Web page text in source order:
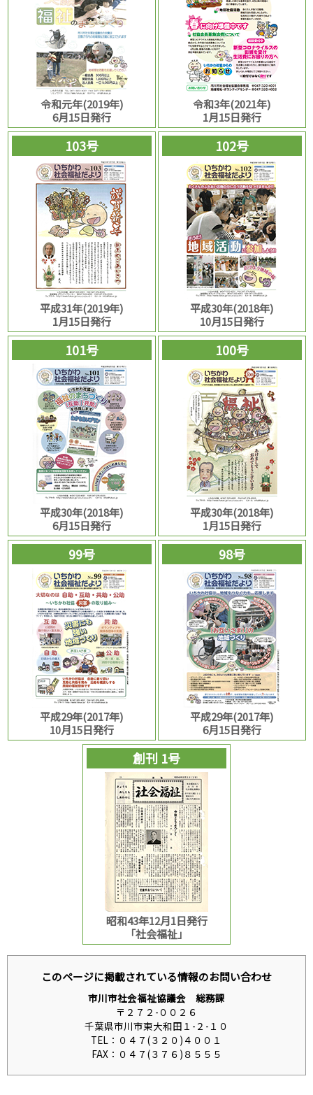
令和元年(2019年)
6月15日発行
令和3年(2021年)
1月15日発行
103号
平成31年(2019年)
1月15日発行
102号
平成30年(2018年)
10月15日発行
101号
平成30年(2018年)
6月15日発行
100号
平成30年(2018年)
1月15日発行
99号
平成29年(2017年)
10月15日発行
98号
平成29年(2017年)
6月15日発行
創刊 1号
昭和43年12月1日発行
「社会福祉」
このページに掲載されている情報のお問い合わせ
市川市社会福祉協議会 総務課
〒２７２-００２６
千葉県市川市東大和田１-２-１０
TEL：０４７(３２０)４００１
FAX：０４７(３７６)８５５５